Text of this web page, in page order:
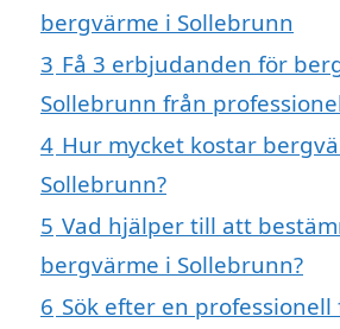
bergvärme i Sollebrunn
3 Få 3 erbjudanden för
Sollebrunn från
4 Hur mycket kostar
Sollebrunn?
5 Vad hjälper till att
bergvärme i Sollebrunn?
6 Sök efter en